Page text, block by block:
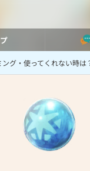
グ・使ってくれない時は